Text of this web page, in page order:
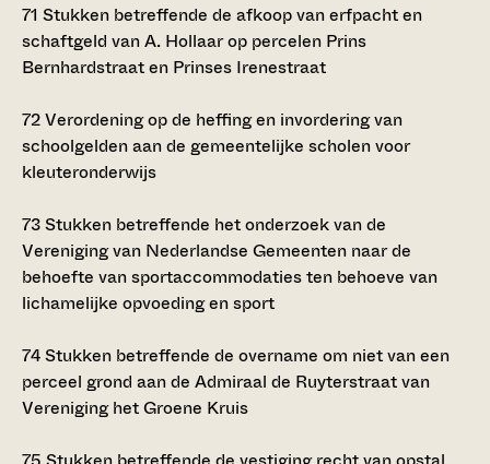
71 Stukken betreffende de afkoop van erfpacht en
schaftgeld van A. Hollaar op percelen Prins
Bernhardstraat en Prinses Irenestraat
72Verordening op de heffing en invordering van
schoolgelden aan de gemeentelijke scholen voor
kleuteronderwijs
73Stukken betreffende het onderzoek van de
Vereniging van Nederlandse Gemeenten naar de
behoefte van sportaccommodaties ten behoeve van
lichamelijke opvoeding en sport
74Stukken betreffende de overname om niet van een
perceel grond aan de Admiraal de Ruyterstraat van
Vereniging het Groene Kruis